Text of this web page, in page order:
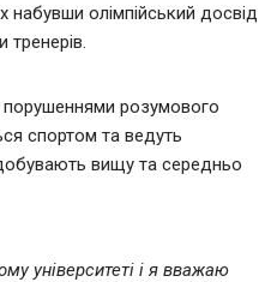
набувши олімпійський досвід
розумового
спортом та ведуть
вищу та середньо
університеті і я вважаю